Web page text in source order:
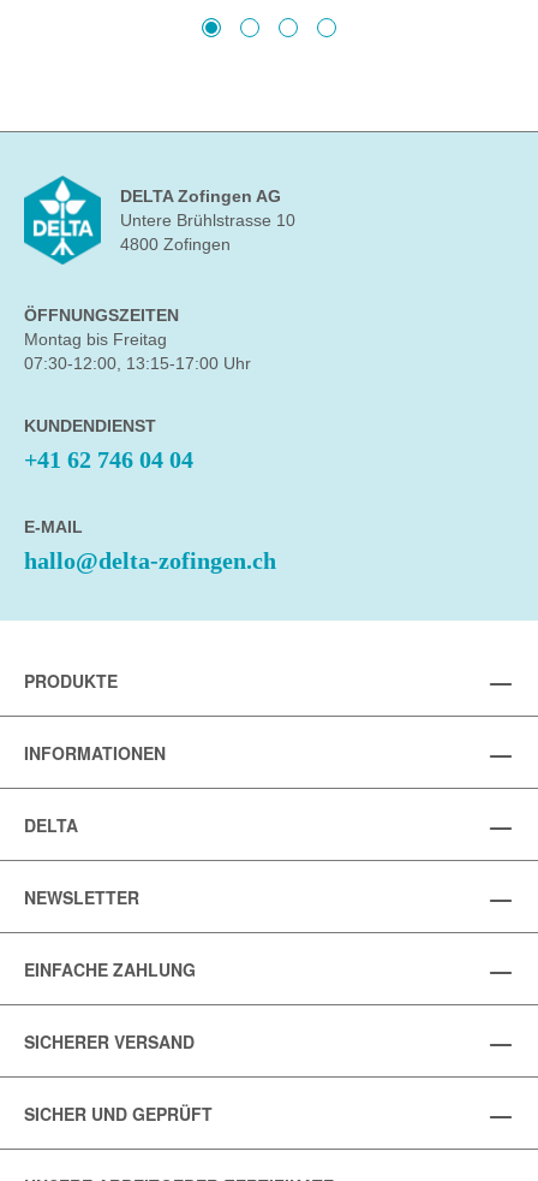
DELTA Zofingen AG
Untere Brühlstrasse 10
4800 Zofingen
ÖFFNUNGSZEITEN
Montag bis Freitag
07:30-12:00, 13:15-17:00 Uhr
KUNDENDIENST
+41 62 746 04 04
E-MAIL
hallo@delta-zofingen.ch
PRODUKTE
INFORMATIONEN
DELTA
NEWSLETTER
EINFACHE ZAHLUNG
SICHERER VERSAND
SICHER UND GEPRÜFT